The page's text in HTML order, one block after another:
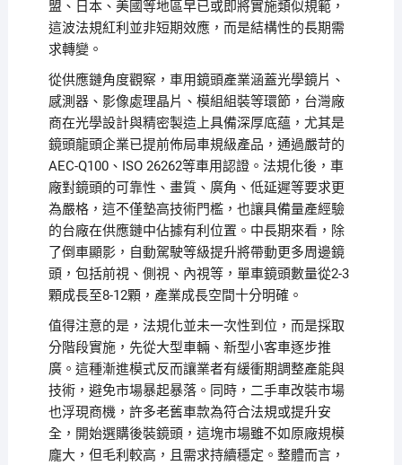
盟、日本、美國等地區早已或即將實施類似規範，
這波法規紅利並非短期效應，而是結構性的長期需
求轉變。
從供應鏈角度觀察，車用鏡頭產業涵蓋光學鏡片、
感測器、影像處理晶片、模組組裝等環節，台灣廠
商在光學設計與精密製造上具備深厚底蘊，尤其是
鏡頭龍頭企業已提前佈局車規級產品，通過嚴苛的
AEC-Q100、ISO 26262等車用認證。法規化後，車
廠對鏡頭的可靠性、畫質、廣角、低延遲等要求更
為嚴格，這不僅墊高技術門檻，也讓具備量產經驗
的台廠在供應鏈中佔據有利位置。中長期來看，除
了倒車顯影，自動駕駛等級提升將帶動更多周邊鏡
頭，包括前視、側視、內視等，單車鏡頭數量從2-3
顆成長至8-12顆，產業成長空間十分明確。
值得注意的是，法規化並未一次性到位，而是採取
分階段實施，先從大型車輛、新型小客車逐步推
廣。這種漸進模式反而讓業者有緩衝期調整產能與
技術，避免市場暴起暴落。同時，二手車改裝市場
也浮現商機，許多老舊車款為符合法規或提升安
全，開始選購後裝鏡頭，這塊市場雖不如原廠規模
龐大，但毛利較高，且需求持續穩定。整體而言，